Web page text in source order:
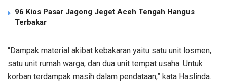
96 Kios Pasar Jagong Jeget Aceh Tengah Hangus
Terbakar
“Dampak material akibat kebakaran yaitu satu unit losmen,
satu unit rumah warga, dan dua unit tempat usaha. Untuk
korban terdampak masih dalam pendataan,” kata Haslinda.